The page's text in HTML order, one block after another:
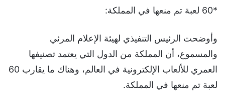
*60 لعبة تم منعها في المملكة:
وأوضحت الرئيس التنفيذي لهيئة الإعلام المرئي
والمسموع، أن المملكة من الدول التي يعتمد تصنيفها
العمري للألعاب الإلكترونية في العالم، وهناك ما يقارب 60
لعبة تم منعها في المملكة.